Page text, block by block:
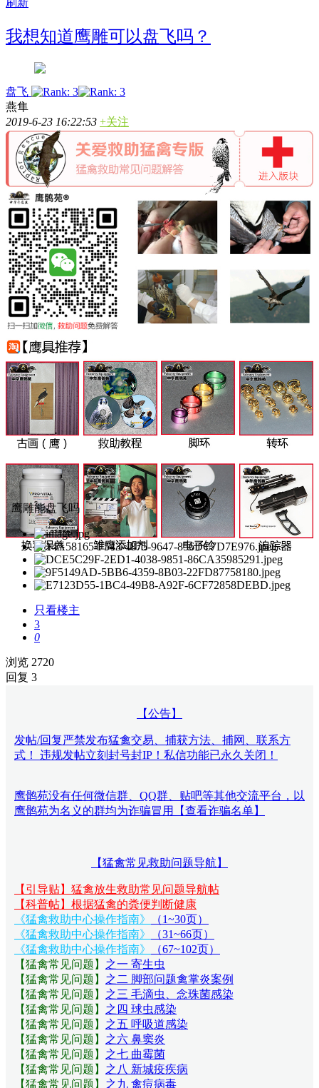
刷新
我想知道鹰雕可以盘飞吗？
盘飞
燕隼
2019-6-23 16:22:53 +关注
鹰雕能盘飞吗
只看楼主
3
0
浏览 2720
回复 3
【公告】
发帖/回复严禁发布猛禽交易、捕获方法、捕网、联系方
式！ 违规发帖立刻封号封IP！私信功能已永久关闭！
鹰鹘苑没有任何微信群、QQ群、贴吧等其他交流平台，以
鹰鹘苑为名义的群均为诈骗冒用【查看诈骗名单】
【猛禽常见救助问题导航】
【引导贴】猛禽放生救助常见问题导航帖
【科普帖】根据猛禽的粪便判断健康
《猛禽救助中心操作指南》
（1~30页）
《猛禽救助中心操作指南》
（31~66页）
《猛禽救助中心操作指南》
（67~102页）
【猛禽常见问题 】 之一 寄生虫
【猛禽常见问题 】 之二 脚部问题禽掌炎案例
【猛禽常见问题 】 之三 毛滴虫、念珠菌感染
【猛禽常见问题 】 之四 球虫感染
【猛禽常见问题 】 之五 呼吸道感染
【猛禽常见问题 】 之六 鼻窦炎
【猛禽常见问题 】 之七 曲霉菌
【猛禽常见问题 】 之八 新城疫疾病
【猛禽常见问题 】 之九 禽痘病毒